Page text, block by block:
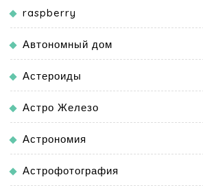
raspberry
Автономный дом
Астероиды
Астро Железо
Астрономия
Астрофотография